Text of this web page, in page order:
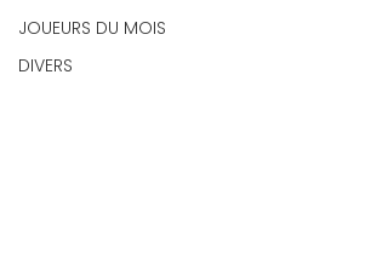
JOUEURS DU MOIS
DIVERS